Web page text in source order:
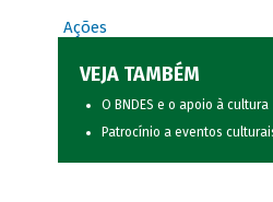
Ações
VEJA TAMBÉM
O BNDES e o apoio à cultura
Patrocínio a eventos